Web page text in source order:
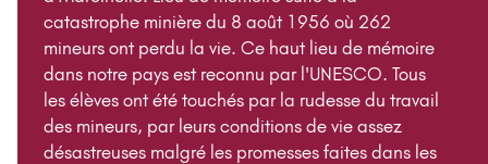
catastrophe minière du 8 août 1956 où 262
mineurs ont perdu la vie. Ce haut lieu de mémoire
dans notre pays est reconnu par l'UNESCO. Tous
les élèves ont été touchés par la rudesse du travail
des mineurs, par leurs conditions de vie assez
désastreuses malgré les promesses faites dans les